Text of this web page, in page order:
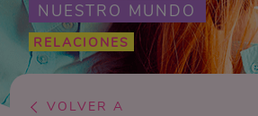
NUESTRO MUNDO
RELACIONES
VOLVER A